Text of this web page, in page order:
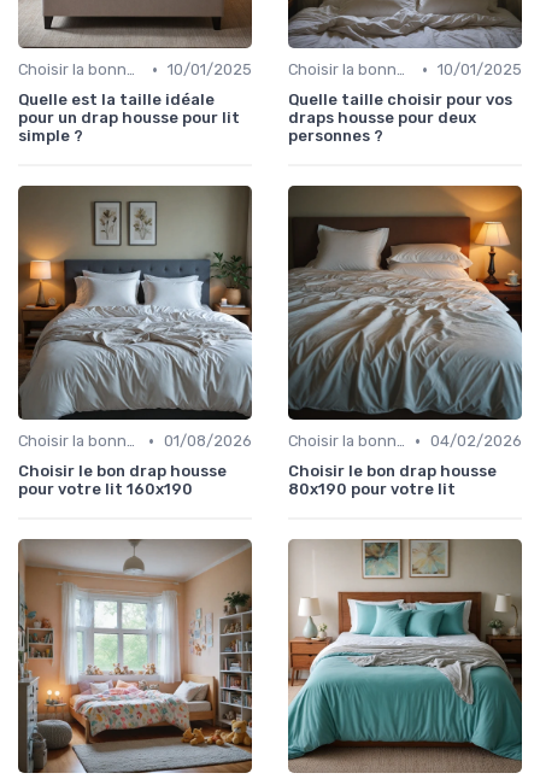
Choisir la bonne taille • 10/01/2025
Quelle est la taille idéale
pour un drap housse pour lit
simple ?
Choisir la bonne taille • 10/01/2025
Quelle taille choisir pour vos
draps housse pour deux
personnes ?
Choisir la bonne taille • 01/08/2026
Choisir le bon drap housse
pour votre lit 160x190
Choisir la bonne taille • 04/02/2026
Choisir le bon drap housse
80x190 pour votre lit